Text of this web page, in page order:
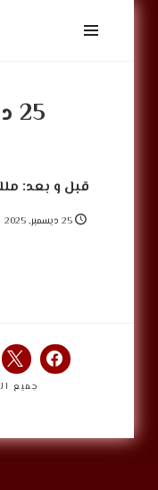
25 ديسمبر, 2025
قبل و بعد:
25 ديسمبر, 2025
جميع